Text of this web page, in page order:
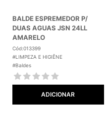
BALDE ESPREMEDOR P/
DUAS AGUAS JSN 24LL
AMARELO
Cód:013399
#LIMPEZA E HIGIÊNE
#Baldes
ADICIONAR